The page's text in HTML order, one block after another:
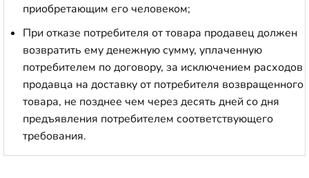
приобретающим его человеком;
При отказе потребителя от товара продавец должен
возвратить ему денежную сумму, уплаченную
потребителем по договору, за исключением расходов
продавца на доставку от потребителя возвращенного
товара, не позднее чем через десять дней со дня
предъявления потребителем соответствующего
требования.